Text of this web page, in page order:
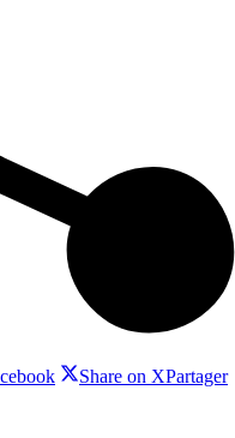
Share on XPartager